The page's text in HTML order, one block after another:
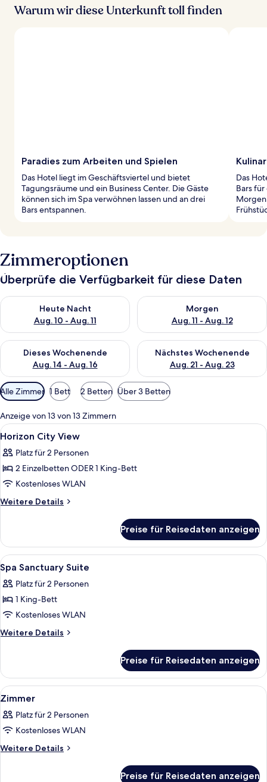
Warum wir diese Unterkunft toll finden
Paradies zum Arbeiten und Spielen
Das Hotel liegt im Geschäftsviertel und bietet
Tagungsräume und ein Business Center. Die Gäste
können sich im Spa verwöhnen lassen und an drei
Bars entspannen.
Das
Bars
Zimmeroptionen
Überprüfe die Verfügbarkeit für diese Daten
Heute Nacht
Aug. 10 - Aug. 11
Überprüfe die Verfügbarkeit für heute Nacht, Aug. 10 - Aug.
Morgen
Aug. 11 - Aug. 12
Überprüfe die Verfügbarkeit
Dieses Wochenende
Aug. 14 - Aug. 16
Überprüfe die Verfügbarkeit für dieses Wochenende, Aug. 14
Nächstes Wochenende
Aug. 21 - Aug. 23
Überprüfe die Verfügbarkeit
Verfügbare
Filter
für
Zimmer
Alle Zimmer 1 Bett 2 Betten Über 3 Betten
Anzeige von 13 von 13 Zimmern
Alle
Fotos
für
Horizon
City
View
Ein Hotelzimmer mit zwei Betten,
5
Horizon City View
Platz für 2 Personen
2 Einzelbetten ODER 1 King-Bett
Kostenloses WLAN
Weitere Details
Weitere
City
View
Preise für Reisedaten anzeigen
Alle
Fotos
für
Spa
Sanctuary
Suite
Ein Hotelzimmer mit einem großen
5
Spa Sanctuary Suite
Platz für 2 Personen
1 King-Bett
Kostenloses WLAN
Weitere Details
Weitere
Sanctuary
Suite
Preise für Reisedaten anzeigen
Alle
Fotos
für
Zimmer
anzeigen
Ein gelb-schwarzes, altes Fahrzeug
2
Zimmer
Platz für 2 Personen
Kostenloses WLAN
Weitere Details
Weitere
Preise für Reisedaten anzeigen